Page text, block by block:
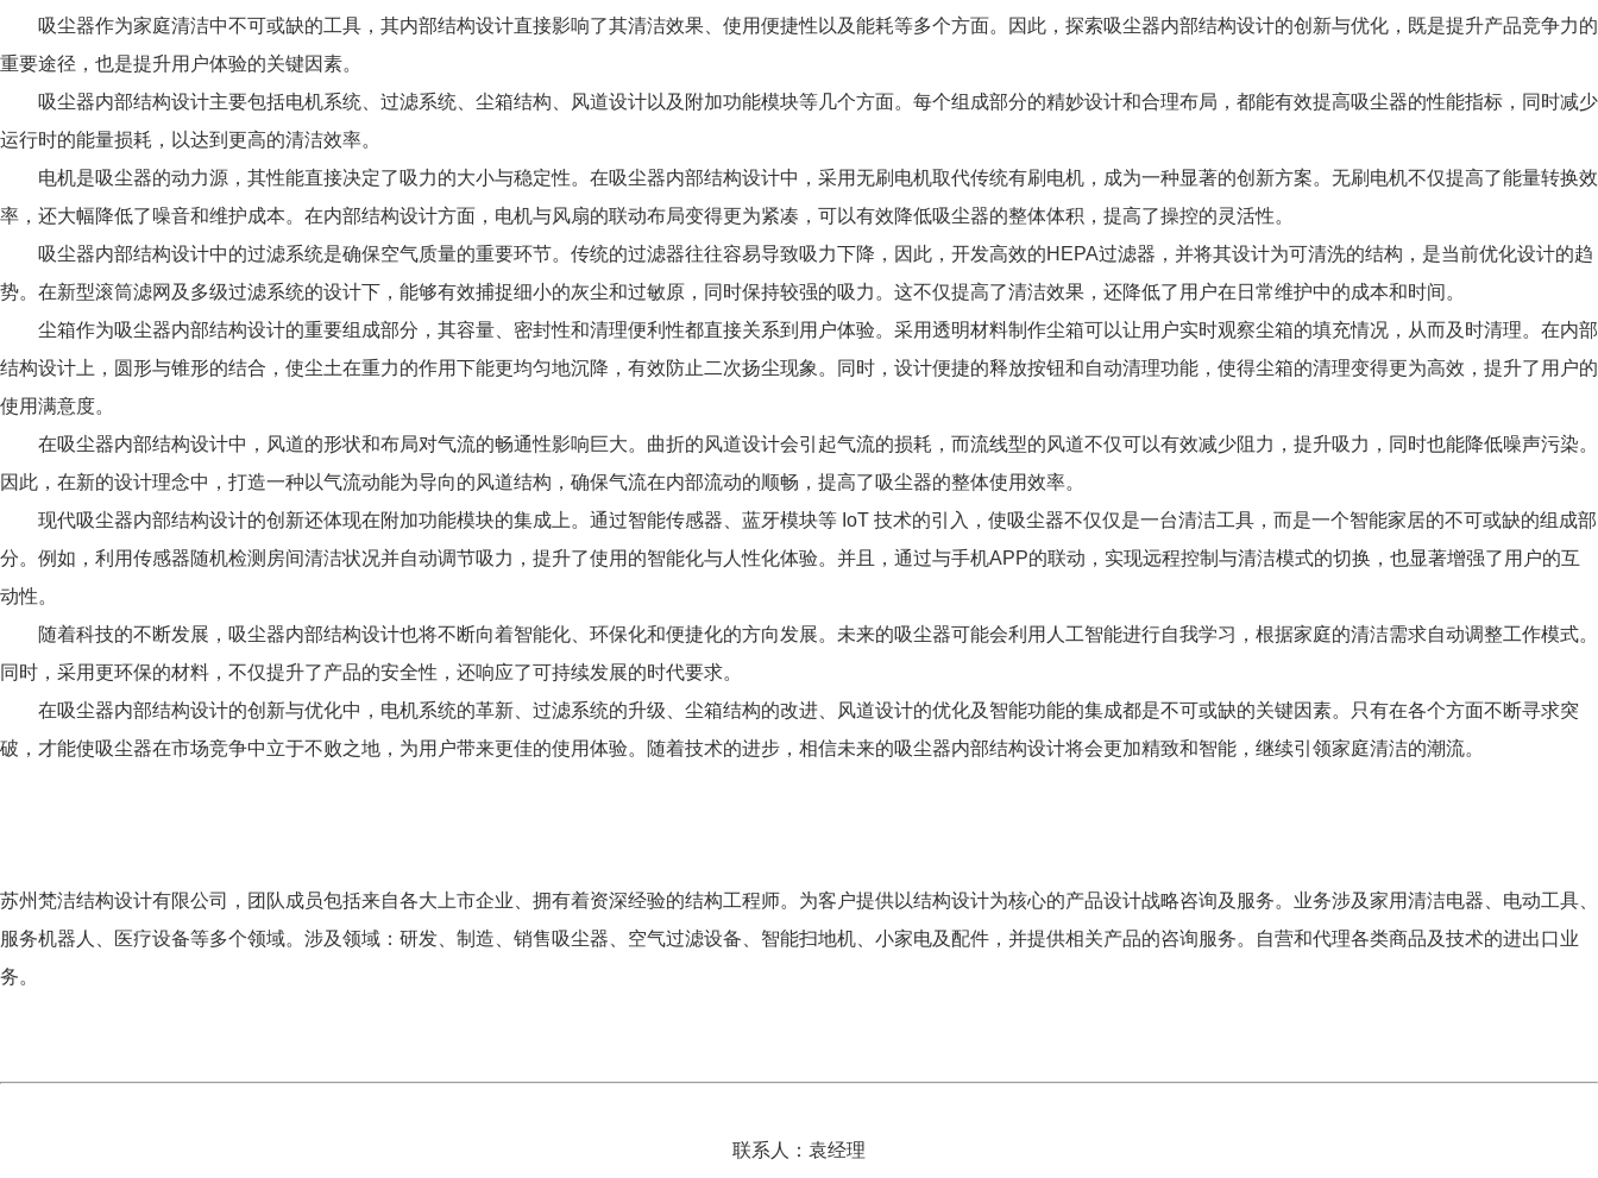
吸尘器作为家庭清洁中不可或缺的工具，其内部结构设计直接影响了其清洁效果、使用便捷性以及能耗等多个方面。因此，探索吸尘器内部结构设计的创新与优化，既是提升产品竞争力的
重要途径，也是提升用户体验的关键因素。
吸尘器内部结构设计主要包括电机系统、过滤系统、尘箱结构、风道设计以及附加功能模块等几个方面。每个组成部分的精妙设计和合理布局，都能有效提高吸尘器的性能指标，同时减少
运行时的能量损耗，以达到更高的清洁效率。
电机是吸尘器的动力源，其性能直接决定了吸力的大小与稳定性。在吸尘器内部结构设计中，采用无刷电机取代传统有刷电机，成为一种显著的创新方案。无刷电机不仅提高了能量转换效
率，还大幅降低了噪音和维护成本。在内部结构设计方面，电机与风扇的联动布局变得更为紧凑，可以有效降低吸尘器的整体体积，提高了操控的灵活性。
吸尘器内部结构设计中的过滤系统是确保空气质量的重要环节。传统的过滤器往往容易导致吸力下降，因此，开发高效的HEPA过滤器，并将其设计为可清洗的结构，是当前优化设计的趋
势。在新型滚筒滤网及多级过滤系统的设计下，能够有效捕捉细小的灰尘和过敏原，同时保持较强的吸力。这不仅提高了清洁效果，还降低了用户在日常维护中的成本和时间。
尘箱作为吸尘器内部结构设计的重要组成部分，其容量、密封性和清理便利性都直接关系到用户体验。采用透明材料制作尘箱可以让用户实时观察尘箱的填充情况，从而及时清理。在内部
结构设计上，圆形与锥形的结合，使尘土在重力的作用下能更均匀地沉降，有效防止二次扬尘现象。同时，设计便捷的释放按钮和自动清理功能，使得尘箱的清理变得更为高效，提升了用户的
使用满意度。
在吸尘器内部结构设计中，风道的形状和布局对气流的畅通性影响巨大。曲折的风道设计会引起气流的损耗，而流线型的风道不仅可以有效减少阻力，提升吸力，同时也能降低噪声污染。
因此，在新的设计理念中，打造一种以气流动能为导向的风道结构，确保气流在内部流动的顺畅，提高了吸尘器的整体使用效率。
现代吸尘器内部结构设计的创新还体现在附加功能模块的集成上。通过智能传感器、蓝牙模块等 IoT 技术的引入，使吸尘器不仅仅是一台清洁工具，而是一个智能家居的不可或缺的组成部
分。例如，利用传感器随机检测房间清洁状况并自动调节吸力，提升了使用的智能化与人性化体验。并且，通过与手机APP的联动，实现远程控制与清洁模式的切换，也显著增强了用户的互
动性。
随着科技的不断发展，吸尘器内部结构设计也将不断向着智能化、环保化和便捷化的方向发展。未来的吸尘器可能会利用人工智能进行自我学习，根据家庭的清洁需求自动调整工作模式。
同时，采用更环保的材料，不仅提升了产品的安全性，还响应了可持续发展的时代要求。
在吸尘器内部结构设计的创新与优化中，电机系统的革新、过滤系统的升级、尘箱结构的改进、风道设计的优化及智能功能的集成都是不可或缺的关键因素。只有在各个方面不断寻求突
破，才能使吸尘器在市场竞争中立于不败之地，为用户带来更佳的使用体验。随着技术的进步，相信未来的吸尘器内部结构设计将会更加精致和智能，继续引领家庭清洁的潮流。
苏州梵洁结构设计有限公司，团队成员包括来自各大上市企业、拥有着资深经验的结构工程师。为客户提供以结构设计为核心的产品设计战略咨询及服务。业务涉及家用清洁电器、电动工具、
服务机器人、医疗设备等多个领域。涉及领域：研发、制造、销售吸尘器、空气过滤设备、智能扫地机、小家电及配件，并提供相关产品的咨询服务。自营和代理各类商品及技术的进出口业
务。
联系人：袁经理